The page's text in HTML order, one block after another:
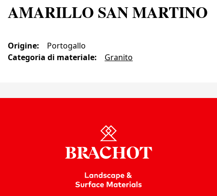
AMARILLO SAN MARTINO
Origine:
Portogallo
Categoria di materiale: Granito